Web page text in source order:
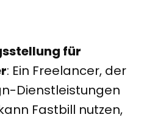
für
: Ein Freelancer, der
Dienstleistungen
Fastbill nutzen,